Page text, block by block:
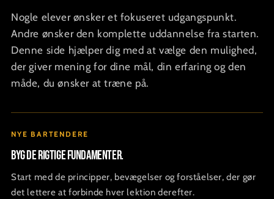
Nogle elever ønsker et fokuseret udgangspunkt.
Andre ønsker den komplette uddannelse fra starten.
Denne side hjælper dig med at vælge den mulighed,
der giver mening for dine mål, din erfaring og den
måde, du ønsker at træne på.
NYE BARTENDERE
Byg de rigtige fundamenter.
Start med de principper, bevægelser og forståelser, der gør
det lettere at forbinde hver lektion derefter.